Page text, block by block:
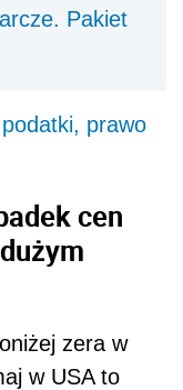
Pakiet
prawo
cen
zera w
w USA to